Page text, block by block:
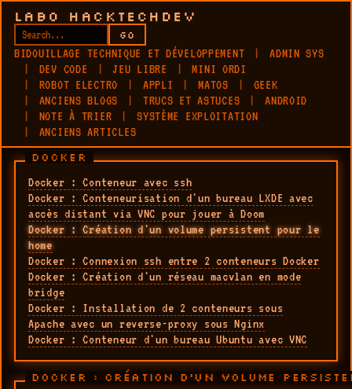
LABO HACKTECHDEV
GO
BIDOUILLAGE TECHNIQUE ET DÉVELOPPEMENT
ADMIN SYS
DEV CODE
JEU LIBRE
MINI ORDI
ROBOT ELECTRO
APPLI MATOS
GEEK
ANCIENS BLOGS
TRUCS ET ASTUCES
ANDROID
NOTE À TRIER
SYSTÈME EXPLOITATION
ANCIENS ARTICLES
DOCKER
Docker : Conteneur avec ssh
Docker : Conteneurisation d'un bureau LXDE avec
accès distant via VNC pour jouer à Doom
Docker : Création d'un volume persistent pour le
home
Docker : Connexion ssh entre 2 conteneurs Docker
Docker : Création d'un réseau macvlan en mode
bridge
Docker : Installation de 2 conteneurs sous
Apache avec un reverse-proxy sous Nginx
Docker : Conteneur d'un bureau Ubuntu avec VNC
DOCKER : CRÉATION D'UN VOLUME